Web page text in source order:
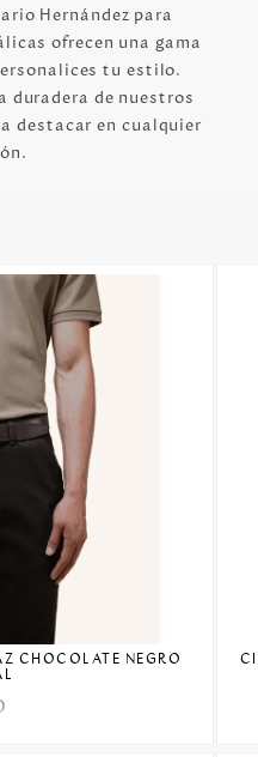
Hernández para
ofrecen una gama
tu estilo.
duradera de nuestros
destacar en cualquier
CHOCOLATE NEGRO